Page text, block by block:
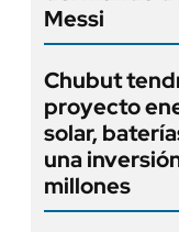
Messi
Chubut
proyecto
solar,
una
millones